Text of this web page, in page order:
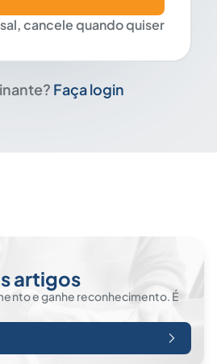
cancele quando quiser
Faça login
artigos
e ganhe reconhecimento. É